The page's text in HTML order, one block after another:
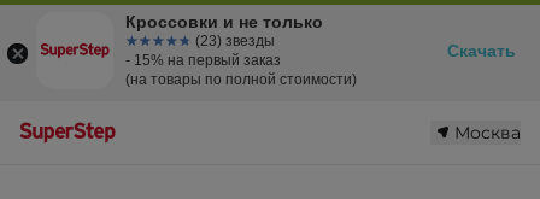
Москва
Кроссовки и не только
☆☆☆☆☆
★★★★★ (23) звезды
- 15% на первый заказ
(на товары по полной стоимости)
Скачать